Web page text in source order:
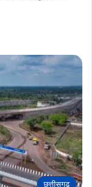
छत्तीसगढ़